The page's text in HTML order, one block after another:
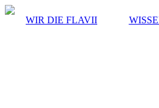
WIR DIE FLAVII